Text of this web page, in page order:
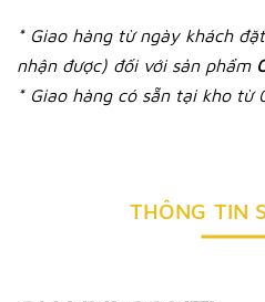
* Giao hàng từ ngày khách
nhận được) đối với sản phẩm
* Giao hàng có sẵn tại kho từ
THÔNG TIN